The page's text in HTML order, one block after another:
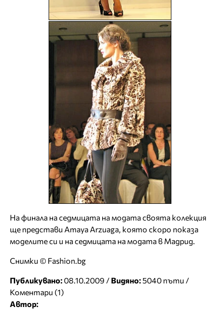
На финала на седмицата на модата своята колекция
ще представи Amaya Arzuaga, която скоро показа
моделите си и на седмицата на модата в Мадрид.
Снимки © Fashion.bg
Публикувано: 08.10.2009 / Видяно:5040 пъти /
Коментари (1)
Автор: